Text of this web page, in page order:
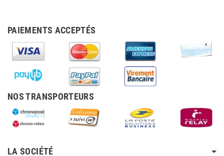
PAIEMENTS ACCEPTÉS
NOS TRANSPORTEURS
LA SOCIÉTÉ